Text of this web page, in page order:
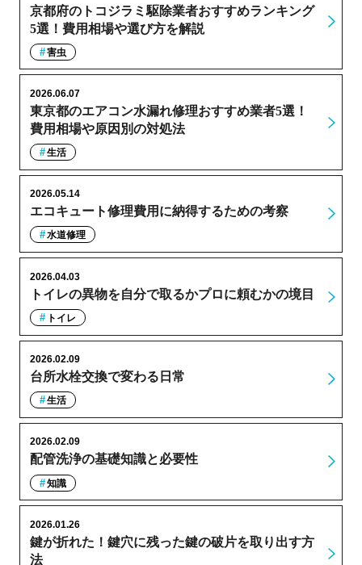
京都府のトコジラミ駆除業者おすすめランキング
5選！費用相場や選び方を解説
害虫
東京都のエアコン水漏れ修理おすすめ業者5選！
費用相場や原因別の対処法
2026.06.07
生活
エコキュート修理費用に納得するための考察
2026.05.14
水道修理
トイレの異物を自分で取るかプロに頼むかの境目
2026.04.03
トイレ
台所水栓交換で変わる日常
2026.02.09
生活
配管洗浄の基礎知識と必要性
2026.02.09
知識
鍵が折れた！鍵穴に残った鍵の破片を取り出す方
法
2026.01.26